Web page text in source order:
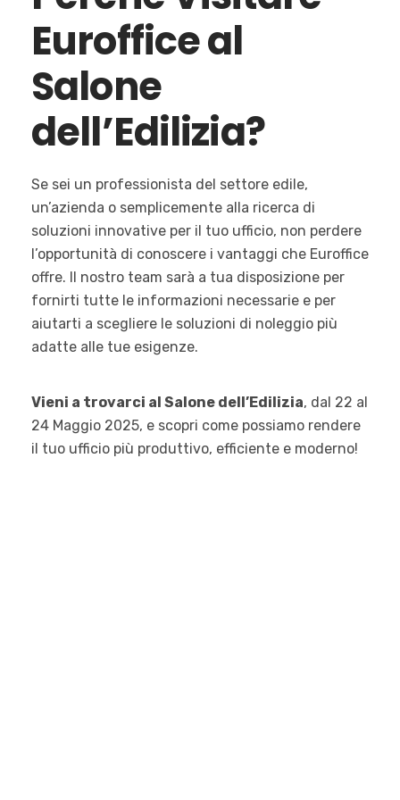
Euroffice al
Salone
dell’Edilizia?
Se sei un professionista del settore edile,
un’azienda o semplicemente alla ricerca di
soluzioni innovative per il tuo ufficio, non perdere
l’opportunità di conoscere i vantaggi che Euroffice
offre. Il nostro team sarà a tua disposizione per
fornirti tutte le informazioni necessarie e per
aiutarti a scegliere le soluzioni di noleggio più
adatte alle tue esigenze.
Vieni a trovarci al Salone dell’Edilizia, dal 22 al
24 Maggio 2025, e scopri come possiamo rendere
il tuo ufficio più produttivo, efficiente e moderno!